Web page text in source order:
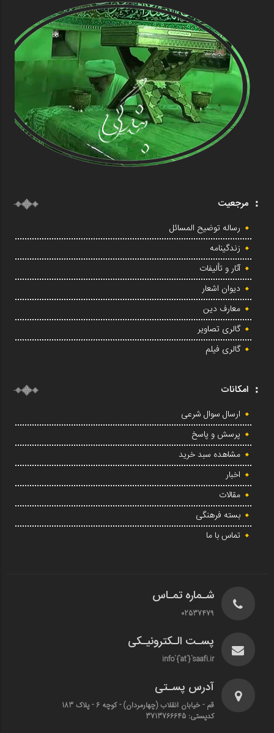
مرجعیت
رساله توضیح المسائل
زندگینامه
آثار و تألیفات
دیوان اشعار
معارف دین
گالری تصاویر
گالری فیلم
امکانات
ارسال سوال شرعی
پرسش و پاسخ
مشاهده سبد خرید
اخبار
مقالات
بسته فرهنگی
تماس با ما
شـماره تمـاس
02537479
پسـت الـکترونیـکی
info`{`at`}`saafi.ir
آدرس پسـتی
قم - خیابان انقلاب (چهارمردان)‌ - کوچه 6 - پلاک 183
کدپستی: 3713766645